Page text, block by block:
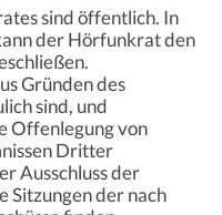
sind öffentlich. In
der Hörfunkrat den
Gründen des
sind, und
Offenlegung von
Dritter
Ausschluss der
Sitzungen der nach